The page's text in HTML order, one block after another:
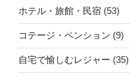
ホテル・旅館・民宿 (53)
コテージ・ペンション (9)
自宅で愉しむレジャー (35)